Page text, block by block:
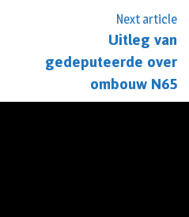
Next article
Uitleg van
gedeputeerde over
ombouw N65